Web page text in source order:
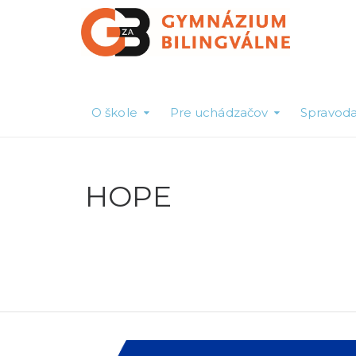
O škole Pre uchádzačov
HOPE